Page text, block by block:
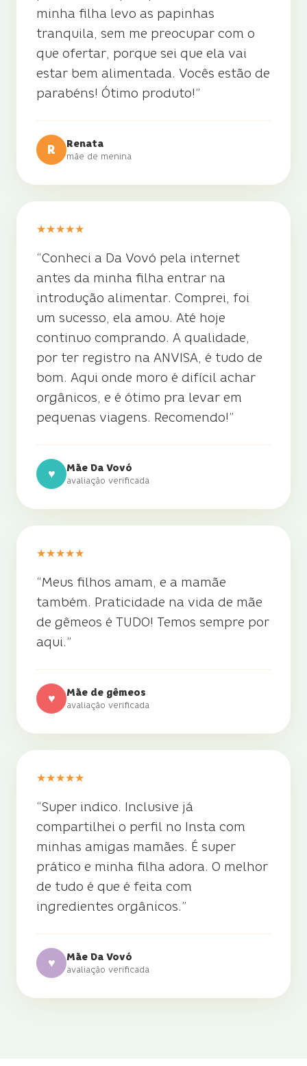
minha filha levo as papinhas
tranquila, sem me preocupar com o
que ofertar, porque sei que ela vai
estar bem alimentada. Vocês estão de
parabéns! Ótimo produto!”
R Renata
mãe de menina
★★★★★
“Conheci a Da Vovó pela internet
antes da minha filha entrar na
introdução alimentar. Comprei, foi
um sucesso, ela amou. Até hoje
continuo comprando. A qualidade,
por ter registro na ANVISA, é tudo de
bom. Aqui onde moro é difícil achar
orgânicos, e é ótimo pra levar em
pequenas viagens. Recomendo!”
♥ Mãe Da Vovó
avaliação verificada
★★★★★
“Meus filhos amam, e a mamãe
também. Praticidade na vida de mãe
de gêmeos é TUDO! Temos sempre por
aqui.”
♥ Mãe de gêmeos
avaliação verificada
★★★★★
“Super indico. Inclusive já
compartilhei o perfil no Insta com
minhas amigas mamães. É super
prático e minha filha adora. O melhor
de tudo é que é feita com
ingredientes orgânicos.”
♥ Mãe Da Vovó
avaliação verificada